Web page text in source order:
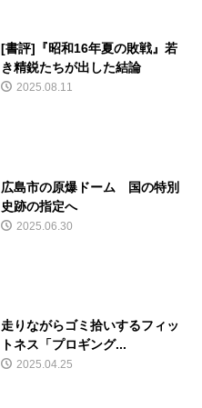
[書評]『昭和16年夏の敗戦』若
き精鋭たちが出した結論
2025.08.11
広島市の原爆ドーム 国の特別
史跡の指定へ
2025.06.30
走りながらゴミ拾いするフィッ
トネス「プロギング...
2025.04.25